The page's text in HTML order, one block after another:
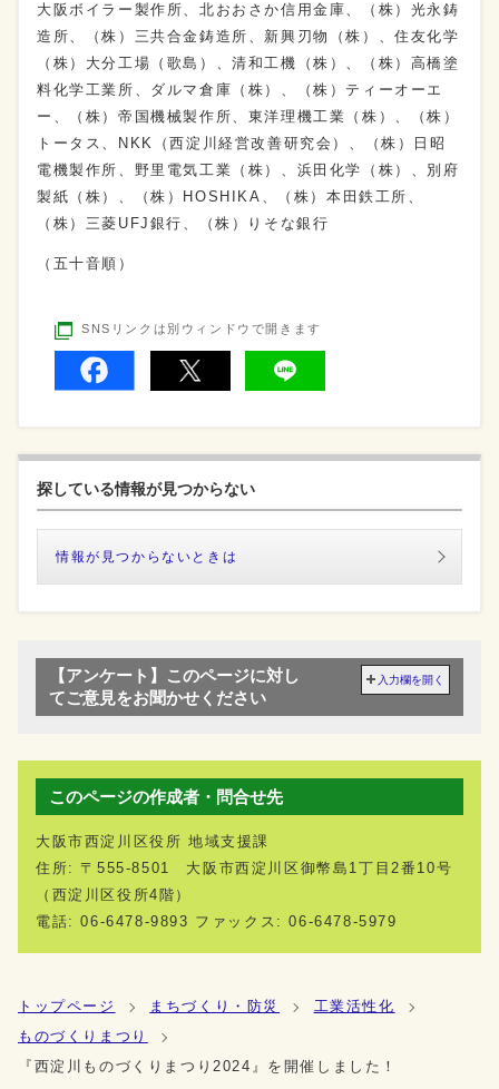
大阪ボイラー製作所、北おおさか信用金庫、（株）光永鋳
造所、（株）三共合金鋳造所、新興刃物（株）、住友化学
（株）大分工場（歌島）、清和工機（株）、（株）高橋塗
料化学工業所、ダルマ倉庫（株）、（株）ティーオーエ
ー、（株）帝国機械製作所、東洋理機工業（株）、（株）
トータス、NKK（西淀川経営改善研究会）、（株）日昭
電機製作所、野里電気工業（株）、浜田化学（株）、別府
製紙（株）、（株）HOSHIKA、（株）本田鉄工所、
（株）三菱UFJ銀行、（株）りそな銀行
（五十音順）
SNSリンクは別ウィンドウで開きます
探している情報が見つからない
情報が見つからないときは
【アンケート】このページに対し
てご意見をお聞かせください
入力欄を開く
このページの作成者・問合せ先
大阪市西淀川区役所 地域支援課
住所: 〒555-8501 大阪市西淀川区御幣島1丁目2番10号
（西淀川区役所4階）
電話: 06-6478-9893 ファックス: 06-6478-5979
トップページ まちづくり・防災
工業活性化
ものづくりまつり
『西淀川ものづくりまつり2024』を開催しました！